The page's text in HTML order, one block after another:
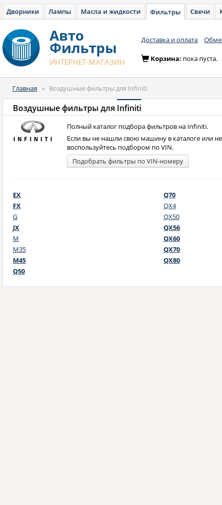
Дворники Лампы Масла и жидкости Фильтры Свечи
Авто
Фильтры
ИНТЕРНЕТ-МАГАЗИН
Доставка и оплата
Корзина: пока пуста.
Главная » Воздушные фильтры для Infiniti
Воздушные фильтры для Infiniti
Полный каталог подбора фильтров на Infiniti.
Если вы не нашли свою машину в каталоге или
воспользуйтесь подбором по VIN.
Подобрать фильтры по VIN-номеру
EX
FX
G
JX
M
M35
M45
Q50
Q70
QX4
QX50
QX56
QX60
QX70
QX80